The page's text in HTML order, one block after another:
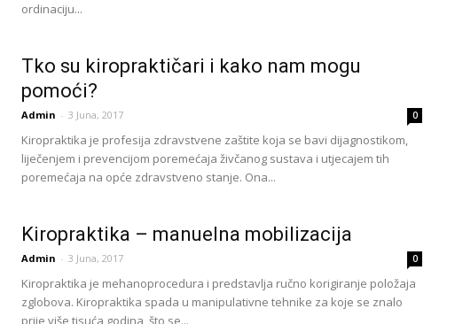
ordinaciju...
Tko su kiropraktičari i kako nam mogu
pomoći?
Admin - 3 Juna, 2017 0
Kiropraktika je profesija zdravstvene zaštite koja se bavi dijagnostikom,
liječenjem i prevencijom poremećaja živčanog sustava i utjecajem tih
poremećaja na opće zdravstveno stanje. Ona...
Kiropraktika – manuelna mobilizacija
Admin - 3 Juna, 2017 0
Kiropraktika je mehanoprocedura i predstavlja ručno korigiranje položaja
zglobova. Kiropraktika spada u manipulativne tehnike za koje se znalo
prije više tisuća godina, što se...